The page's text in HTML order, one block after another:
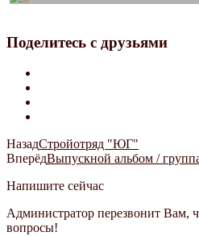
Поделитесь с друзьями
НазадСтройотряд "ЮГ"
ВперёдВыпускной альбом /
Напишите сейчас
Администратор перезвонит Вам,
вопросы!